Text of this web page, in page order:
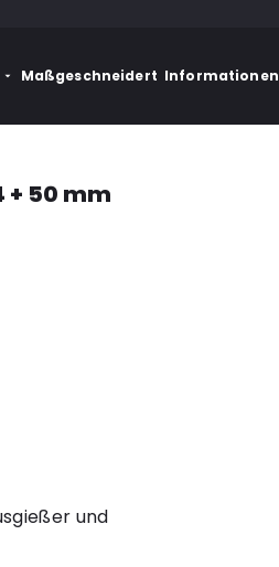
Maßgeschneidert Informationen
+ 50 mm
und